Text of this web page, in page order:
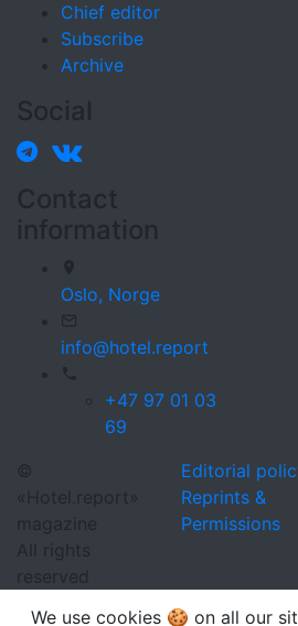
Chief editor
Subscribe
Archive
Social
Contact
information
Oslo, Norge
info@hotel.report
+47 97 01 03
69
©
«Hotel.report»
magazine
All rights
reserved
Editorial
Reprints &
Permissions
We use cookies 🍪 on all our